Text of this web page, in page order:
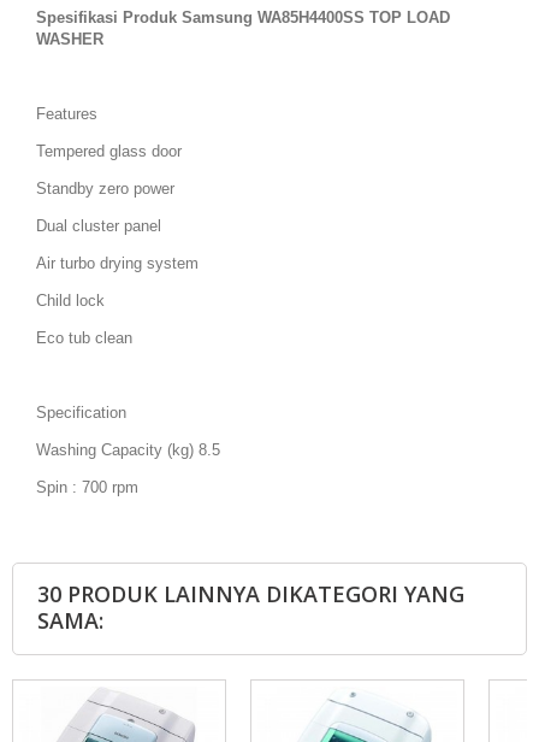
Spesifikasi Produk Samsung WA85H4400SS TOP LOAD
WASHER
Features
Tempered glass door
Standby zero power
Dual cluster panel
Air turbo drying system
Child lock
Eco tub clean
Specification
Washing Capacity (kg) 8.5
Spin : 700 rpm
30 PRODUK LAINNYA DIKATEGORI YANG
SAMA: